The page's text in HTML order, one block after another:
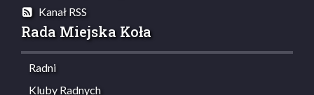
Kanał RSS
Rada Miejska Koła
Radni
Kluby Radnych